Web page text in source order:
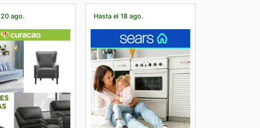
ago. Hasta el 18 ago.